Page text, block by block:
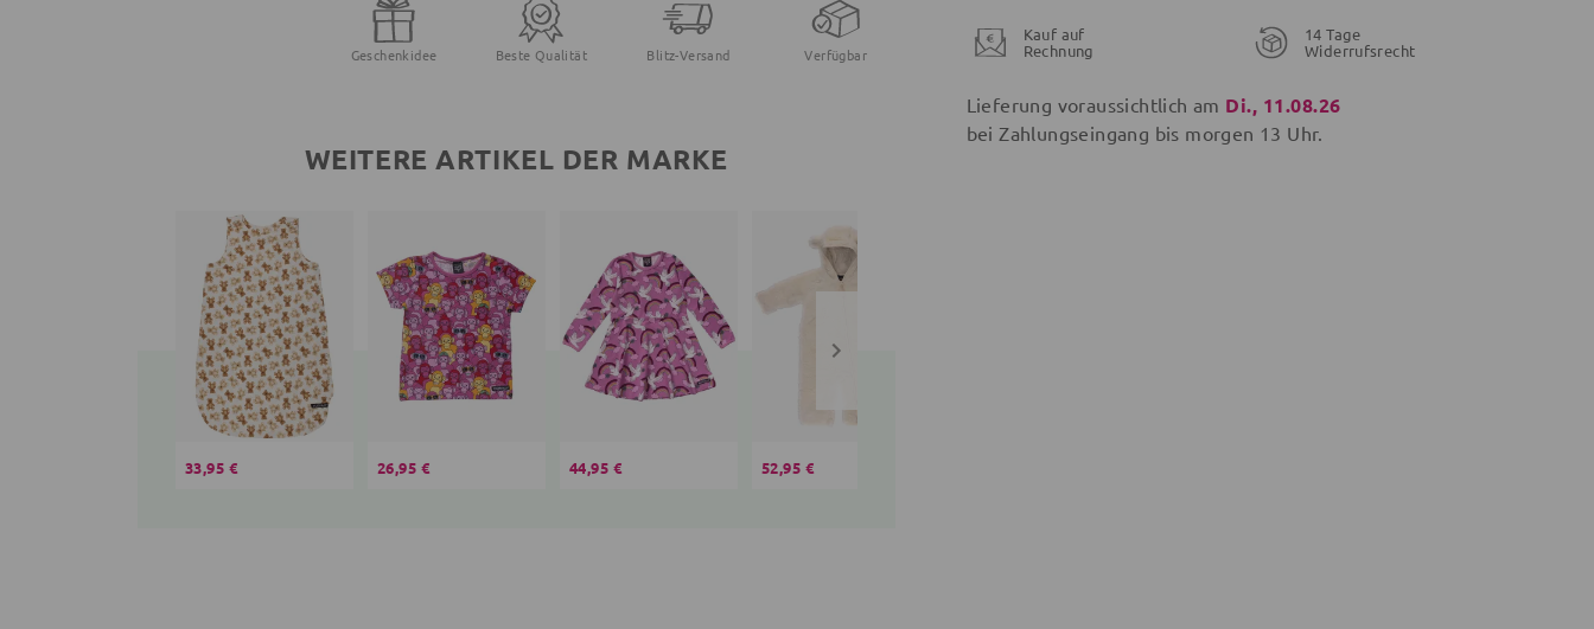
Geschenkidee Beste Qualität Blitz-Versand Verfügbar
WEITERE ARTIKEL DER MARKE
33,95 € 26,95 € 44,95 € 52,95 €
Kauf auf
Rechnung
14 Tage
Widerrufsrecht
Lieferung voraussichtlich am Di., 11.08.26
bei Zahlungseingang bis morgen 13 Uhr.